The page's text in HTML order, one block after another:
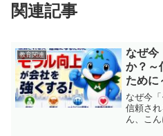
関連記事
教育関連
なぜ今
か？～
ために
なぜ今
信頼さ
ん、こ